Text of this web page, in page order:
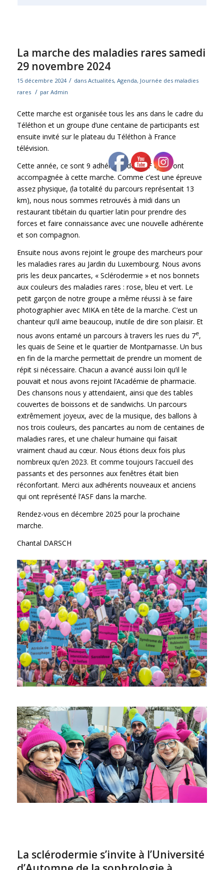
La marche des maladies rares samedi
29 novembre 2024
15 décembre 2024 / dans Actualités, Agenda, Journée des maladies
rares / par Admin
Cette marche est organisée tous les ans dans le cadre du
Téléthon et un groupe d’une centaine de participants est
ensuite invité sur le plateau du Téléthon à France
télévision.
Cette année, ce sont 9 adhérents de l’ASF qui m’ont
accompagnée à cette marche. Comme c’est une épreuve
assez physique, (la totalité du parcours représentait 13
km), nous nous sommes retrouvés à midi dans un
restaurant tibétain du quartier latin pour prendre des
forces et faire connaissance avec une nouvelle adhérente
et son compagnon.
Ensuite nous avons rejoint le groupe des marcheurs pour
les maladies rares au Jardin du Luxembourg. Nous avons
pris les deux pancartes, « Sclérodermie » et nos bonnets
aux couleurs des maladies rares : rose, bleu et vert. Le
petit garçon de notre groupe a même réussi à se faire
photographier avec MIKA en tête de la marche. C’est un
chanteur qu’il aime beaucoup, inutile de dire son plaisir. Et
nous avons entamé un parcours à travers les rues du 7e,
les quais de Seine et le quartier de Montparnasse. Un bus
en fin de la marche permettait de prendre un moment de
répit si nécessaire. Chacun a avancé aussi loin qu’il le
pouvait et nous avons rejoint l’Académie de pharmacie.
Des chansons nous y attendaient, ainsi que des tables
couvertes de boissons et de sandwichs. Un parcours
extrêmement joyeux, avec de la musique, des ballons à
nos trois couleurs, des pancartes au nom de centaines de
maladies rares, et une chaleur humaine qui faisait
vraiment chaud au cœur. Nous étions deux fois plus
nombreux qu’en 2023. Et comme toujours l’accueil des
passants et des personnes aux fenêtres était bien
réconfortant. Merci aux adhérents nouveaux et anciens
qui ont représenté l’ASF dans la marche.
Rendez-vous en décembre 2025 pour la prochaine
marche.
Chantal DARSCH
La sclérodermie s’invite à l’Université